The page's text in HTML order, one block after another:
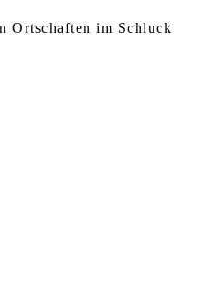
Ortschaften im Schluck